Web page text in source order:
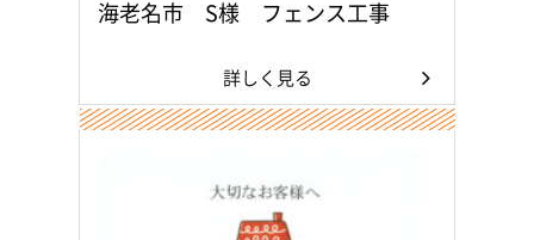
海老名市 S様 フェンス工事
詳しく見る